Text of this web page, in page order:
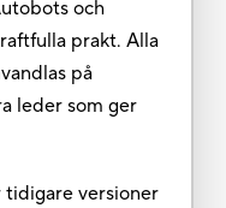
och
prakt. Alla
på
leder som ger
tidigare versioner